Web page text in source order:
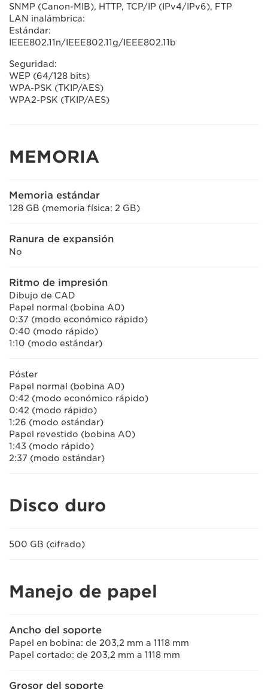
SNMP (Canon-MIB), HTTP, TCP/IP (IPv4/IPv6), FTP
LAN inalámbrica:
Estándar:
IEEE802.11n/IEEE802.11g/IEEE802.11b
Seguridad:
WEP (64/128 bits)
WPA-PSK (TKIP/AES)
WPA2-PSK (TKIP/AES)
MEMORIA
Memoria estándar
128 GB (memoria física: 2 GB)
Ranura de expansión
No
Ritmo de impresión
Dibujo de CAD
Papel normal (bobina A0)
0:37 (modo económico rápido)
0:40 (modo rápido)
1:10 (modo estándar)
Póster
Papel normal (bobina A0)
0:42 (modo económico rápido)
0:42 (modo rápido)
1:26 (modo estándar)
Papel revestido (bobina A0)
1:43 (modo rápido)
2:37 (modo estándar)
Disco duro
500 GB (cifrado)
Manejo de papel
Ancho del soporte
Papel en bobina: de 203,2 mm a 1118 mm
Papel cortado: de 203,2 mm a 1118 mm
Grosor del soporte